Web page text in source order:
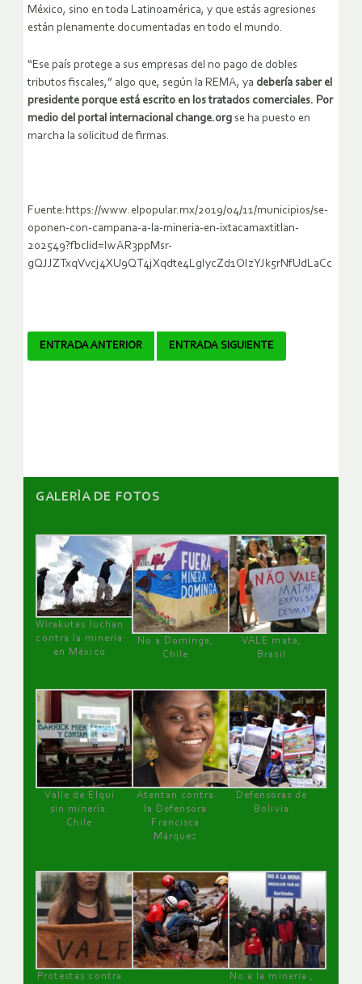
México, sino en toda Latinoamérica, y que estás agresiones
están plenamente documentadas en todo el mundo.
“Ese país protege a sus empresas del no pago de dobles
tributos fiscales,” algo que, según la REMA, ya debería saber el
presidente porque está escrito en los tratados comerciales. Por
medio del portal internacional change.org se ha puesto en
marcha la solicitud de firmas.
Fuente:https://www.elpopular.mx/2019/04/11/municipios/se-
oponen-con-campana-a-la-mineria-en-ixtacamaxtitlan-
202549?fbclid=IwAR3ppMsr-
gQJJZTxqVvcj4XU9QT4jXqdte4LgIycZd1OIzYJk5rNfUdLaCc
Navegador
ENTRADA ANTERIOR ENTRADA SIGUIENTE
GALERÌA DE FOTOS
Wirakutas luchan
contra la minería
en México
No a Dominga,
Chile
VALE mata,
Brasil
Valle de Elqui
sin minería.
Chile
Atentan contra
la Defensora
Francisca
Márquez
Defensoras de
Bolivia
Protestas contra
No a la minería ,